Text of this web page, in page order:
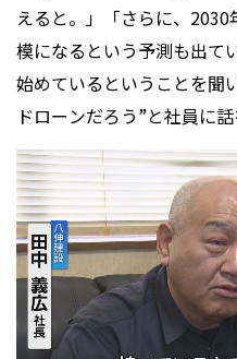
えると。」「さらに、
模になるという予測も出て
始めているということを聞
ドローンだろう”と社員に話